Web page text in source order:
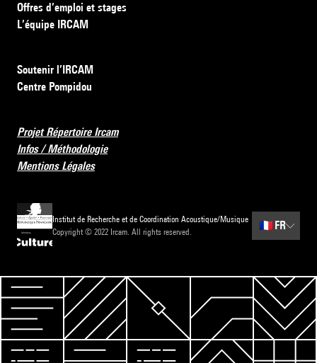
Offres d’emploi et stages
L’équipe IRCAM
Soutenir l’IRCAM
Centre Pompidou
Projet Répertoire Ircam
Infos / Méthodologie
Mentions Légales
Institut de Recherche et de Coordination Acoustique/Musique
Copyright © 2022 Ircam. All rights reserved.
🇫🇷 FR